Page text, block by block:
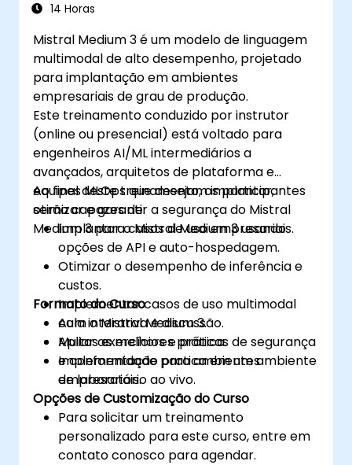
14 Horas
Mistral Medium 3 é um modelo de linguagem
multimodal de alto desempenho, projetado
para implantação em ambientes
empresariais de grau de produção.
Este treinamento conduzido por instrutor
(online ou presencial) está voltado para
engenheiros AI/ML intermediários a
avançados, arquitetos de plataforma e
equipes MLOps que desejam implantar,
otimizar e garantir a segurança do Mistral
Medium 3 para casos de uso empresariais.
Ao final deste treinamento, os participantes
serão capazes de:
Implantar o Mistral Medium 3 usando
opções de API e auto-hospedagem.
Otimizar o desempenho de inferência e
custos.
Implementar casos de uso multimodal
com o Mistral Medium 3.
Apliar as melhores práticas de segurança
e conformidade para ambientes
empresariais.
Formato do Curso
Aula interativa e discussão.
Muitos exercícios e prática.
Implementação pratica em um ambiente
de laboratório ao vivo.
Opções de Customização do Curso
Para solicitar um treinamento
personalizado para este curso, entre em
contato conosco para agendar.